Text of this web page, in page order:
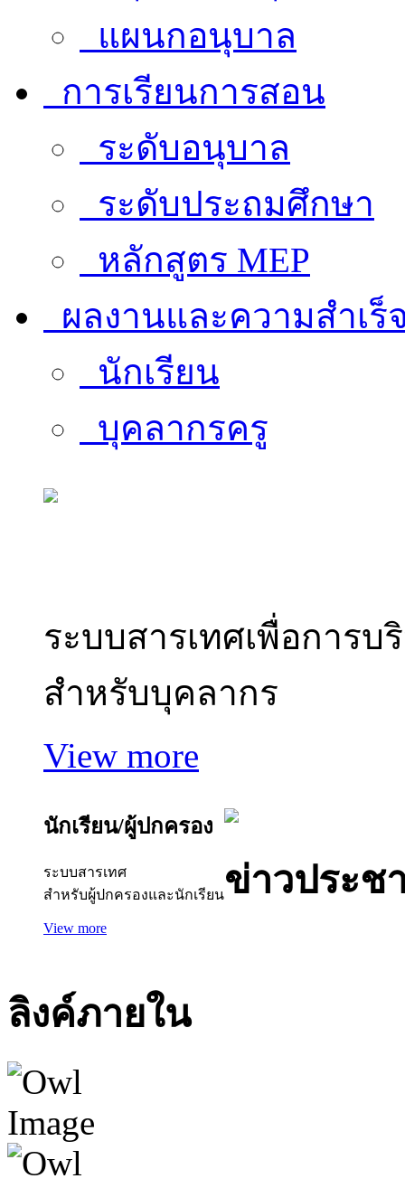
แผนกอนุบาล
การเรียนการสอน
ระดับอนุบาล
ระดับประถมศึกษา
หลักสูตร MEP
ผลงานและความสำเร็
นักเรียน
บุคลากรครู
ระบบสารเทศเพื่อการบ
สำหรับบุคลากร
View more
นักเรียน/ผู้ปกครอง
ระบบสารเทศ
สำหรับผู้ปกครองและนักเรียน
View more
ข่าวประ
ลิงค์ภายใน